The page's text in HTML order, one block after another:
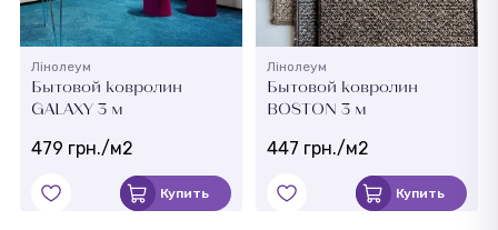
Лінолеум
Бытовой ковролин
GALAXY 3 м
479 грн./м2
Купить
Лінолеум
Бытовой ковролин
BOSTON 3 м
447 грн./м2
Купить